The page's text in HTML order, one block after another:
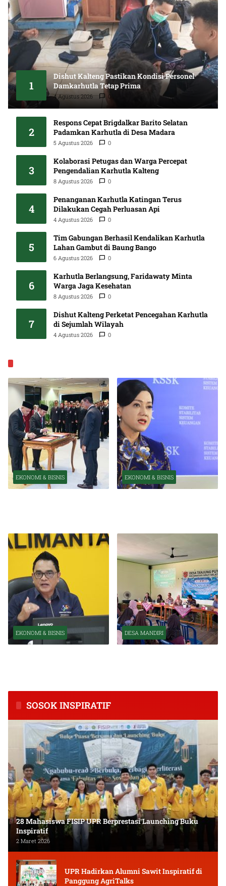
1
Dishut Kalteng Pastikan Kondisi Personel
Damkarhutla Tetap Prima
4 Agustus 2026 0
2
Respons Cepat Brigdalkar Barito Selatan
Padamkan Karhutla di Desa Madara
5 Agustus 2026 0
3
Kolaborasi Petugas dan Warga Percepat
Pengendalian Karhutla Kalteng
8 Agustus 2026 0
4
Penanganan Karhutla Katingan Terus
Dilakukan Cegah Perluasan Api
4 Agustus 2026 0
5
Tim Gabungan Berhasil Kendalikan Karhutla
Lahan Gambut di Baung Bango
6 Agustus 2026 0
6
Karhutla Berlangsung, Faridawaty Minta
Warga Jaga Kesehatan
8 Agustus 2026 0
7
Dishut Kalteng Perketat Pencegahan Karhutla
di Sejumlah Wilayah
4 Agustus 2026 0
EKONOMI & BISNIS EKONOMI & BISNIS
EKONOMI & BISNIS DESA MANDIRI
SOSOK INSPIRATIF
28 Mahasiswa FISIP UPR Berprestasi Launching Buku
Inspiratif
2 Maret 2026
UPR Hadirkan Alumni Sawit Inspiratif di
Panggung AgriTalks